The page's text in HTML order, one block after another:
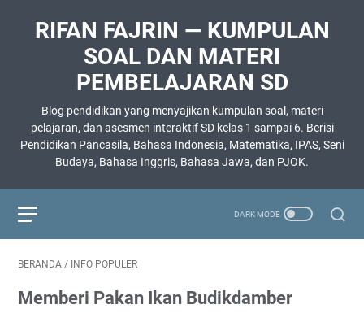
RIFAN FAJRIN — KUMPULAN
SOAL DAN MATERI
PEMBELAJARAN SD
Blog pendidikan yang menyajikan kumpulan soal, materi
pelajaran, dan asesmen interaktif SD kelas 1 sampai 6. Berisi
Pendidikan Pancasila, Bahasa Indonesia, Matematika, IPAS, Seni
Budaya, Bahasa Inggris, Bahasa Jawa, dan PJOK.
BERANDA / INFO POPULER
Memberi Pakan Ikan Budikdamber